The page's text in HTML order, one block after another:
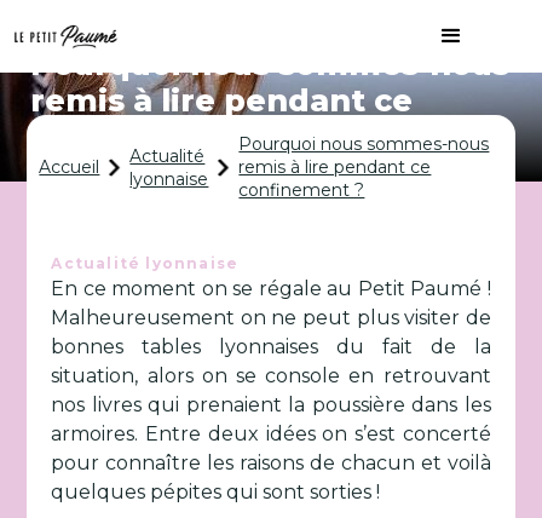
Pourquoi nous sommes-nous
remis à lire pendant ce
confinement ?
Accueil
Actualité
lyonnaise
Pourquoi nous sommes-nous
remis à lire pendant ce
confinement ?
Actualité lyonnaise
En ce moment on se régale au Petit Paumé !
Malheureusement on ne peut plus visiter de
bonnes tables lyonnaises du fait de la
situation, alors on se console en retrouvant
nos livres qui prenaient la poussière dans les
armoires. Entre deux idées on s’est concerté
pour connaître les raisons de chacun et voilà
quelques pépites qui sont sorties !